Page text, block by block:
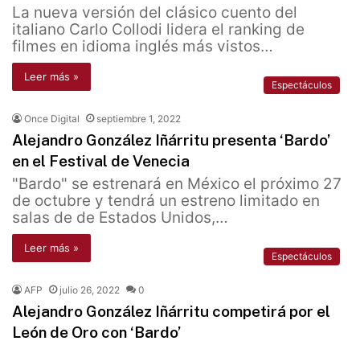
La nueva versión del clásico cuento del
italiano Carlo Collodi lidera el ranking de
filmes en idioma inglés más vistos…
Leer más »
Espectáculos
Once Digital septiembre 1, 2022
Alejandro González Iñárritu presenta ‘Bardo’
en el Festival de Venecia
"Bardo" se estrenará en México el próximo 27
de octubre y tendrá un estreno limitado en
salas de de Estados Unidos,…
Leer más »
Espectáculos
AFP julio 26, 2022 0
Alejandro González Iñárritu competirá por el
León de Oro con ‘Bardo’